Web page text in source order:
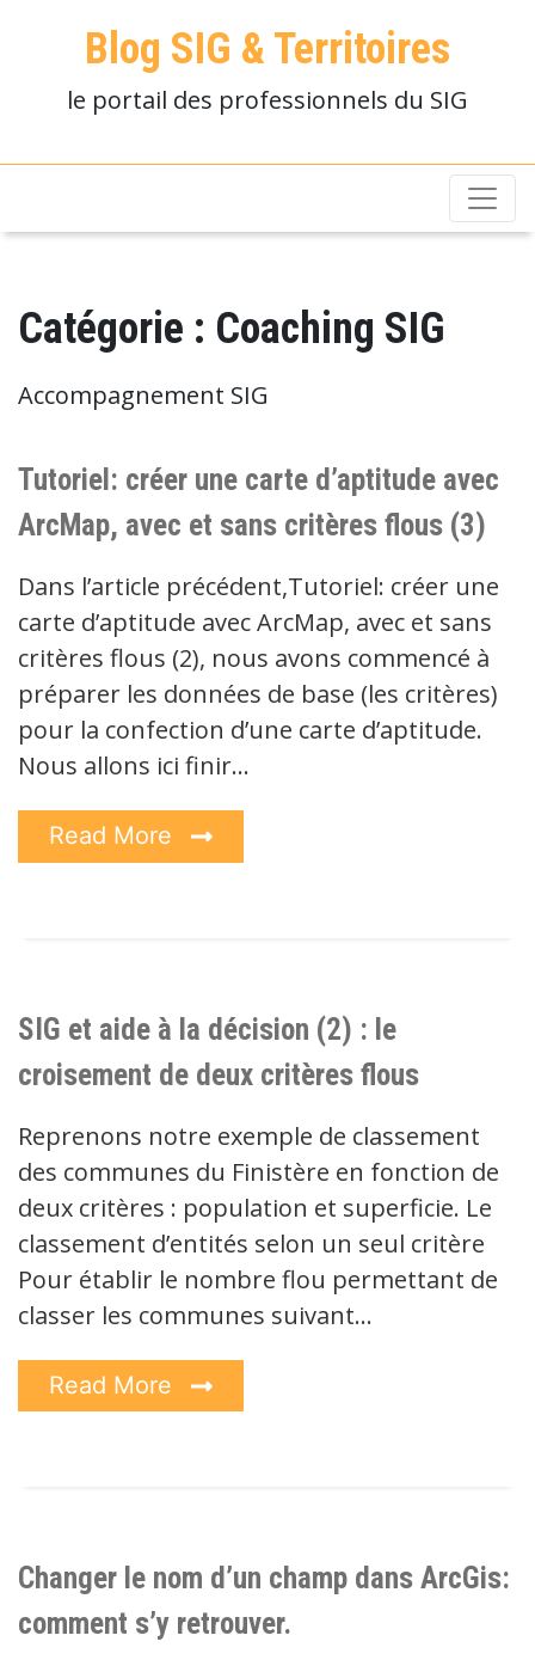
Blog SIG & Territoires
le portail des professionnels du SIG
Catégorie : Coaching SIG
Accompagnement SIG
Tutoriel: créer une carte d’aptitude avec
ArcMap, avec et sans critères flous (3)
Dans l’article précédent,Tutoriel: créer une
carte d’aptitude avec ArcMap, avec et sans
critères flous (2), nous avons commencé à
préparer les données de base (les critères)
pour la confection d’une carte d’aptitude.
Nous allons ici finir…
Read More
SIG et aide à la décision (2) : le
croisement de deux critères flous
Reprenons notre exemple de classement
des communes du Finistère en fonction de
deux critères : population et superficie. Le
classement d’entités selon un seul critère
Pour établir le nombre flou permettant de
classer les communes suivant…
Read More
Changer le nom d’un champ dans ArcGis:
comment s’y retrouver.